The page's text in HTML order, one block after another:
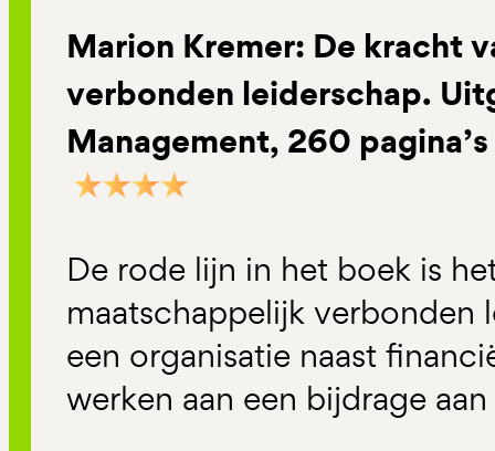
Marion Kremer: De kracht
verbonden leiderschap.
Management, 260 pagina’s
De rode lijn in het boek is
maatschappelijk verbonden
een organisatie naast
werken aan een bijdrage